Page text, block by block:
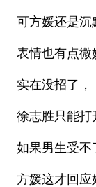
可方媛还是
表情也有点微
实在没招了，
徐志胜只能打
如果男生受不
方媛这才回